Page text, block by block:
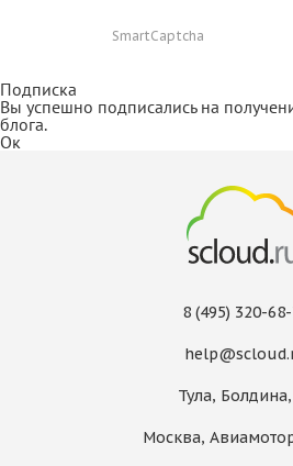
SmartCaptcha
Подписка
Вы успешно подписались на
блога.
Ок
8 (495) 320-
Тула,
Москва,